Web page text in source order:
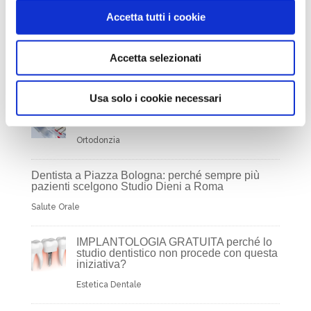
Accetta tutti i cookie
Accetta selezionati
Usa solo i cookie necessari
Estetica del Sorriso, nel mio Blog ti
mantenere in salute bocca e denti.
Articoli Recenti
lo sostituisco?
Ortodonzia
Dentista a Piazza Bologna: perché sempre più
pazienti scelgono Studio Dieni a Roma
Salute Orale
IMPLANTOLOGIA GRATUITA perché lo
studio dentistico non procede con questa
iniziativa?
Estetica Dentale